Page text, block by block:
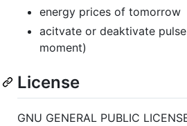
energy prices of tomorrow
acitvate or deaktivate
moment)
License
GNU GENERAL PUBLIC